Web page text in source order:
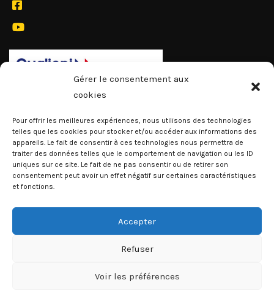
Gérer le consentement aux
cookies
Pour offrir les meilleures expériences, nous utilisons des technologies
telles que les cookies pour stocker et/ou accéder aux informations des
appareils. Le fait de consentir à ces technologies nous permettra de
traiter des données telles que le comportement de navigation ou les ID
uniques sur ce site. Le fait de ne pas consentir ou de retirer son
consentement peut avoir un effet négatif sur certaines caractéristiques
et fonctions.
Accepter
Refuser
Voir les préférences
Copyrights 2023 © Institut Martiniquais du Sport -